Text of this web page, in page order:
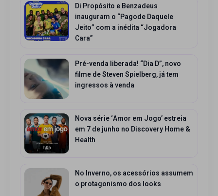
Di Propósito e Benzadeus
inauguram o “Pagode Daquele
Jeito” com a inédita “Jogadora
Cara”
Pré-venda liberada! “Dia D”, novo
filme de Steven Spielberg, já tem
ingressos à venda
Nova série ‘Amor em Jogo’ estreia
em 7 de junho no Discovery Home &
Health
No Inverno, os acessórios assumem
o protagonismo dos looks